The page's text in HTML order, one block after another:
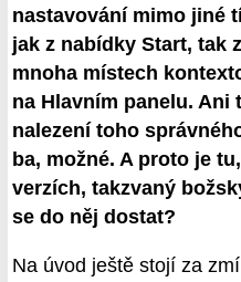
nastavování mimo jiné
jak z nabídky Start, tak
mnoha místech
na Hlavním panelu. Ani
nalezení toho
ba, možné. A proto je
verzích, takzvaný
se do něj dostat?
Na úvod ještě stojí za